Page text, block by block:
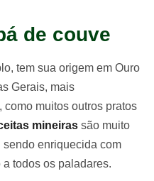
de couve
tem sua origem em Ouro
Gerais, mais
muitos outros pratos
mineiras são muito
sendo enriquecida com
todos os paladares.